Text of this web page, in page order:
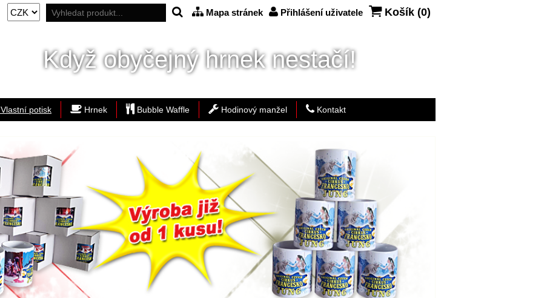
Mapa stránek Přihlášení uživatele Košík (0)
Když obyčejný hrnek nestačí!
Vlastní potisk Hrnek Bubble Waffle Hodinový manžel Kontakt